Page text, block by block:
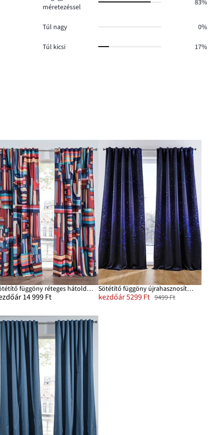
méretezéssel
83%
Túl nagy 0%
Túl kicsi 17%
Sötétítő függöny réteges hátoldallal, extra hosszban is (1 db)
14 999 Ft
Sötétítő függöny újrahasznosított poliészterrel (1 db)
kezdőár 5299 Ft 9499 Ft